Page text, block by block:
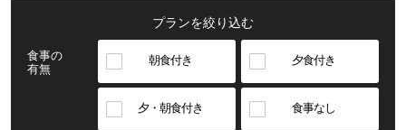
プランを絞り込む
食事の
有無
朝食付き 夕食付き
夕・朝食付き 食事なし